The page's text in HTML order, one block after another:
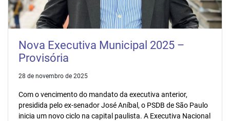
Nova Executiva Municipal 2025 –
Provisória
28 de novembro de 2025
Com o vencimento do mandato da executiva anterior,
presidida pelo ex-senador José Aníbal, o PSDB de São Paulo
inicia um novo ciclo na capital paulista. A Executiva Nacional